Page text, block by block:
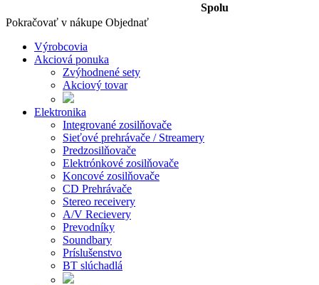
Spolu
Pokračovať v nákupe Objednať
Výrobcovia
Akciová ponuka
Zvýhodnené sety
Akciový tovar
Elektronika
Integrované zosilňovače
Sieťové prehrávače / Streamery
Predzosilňovače
Elektrónkové zosilňovače
Koncové zosilňovače
CD Prehrávače
Stereo receivery
A/V Recievery
Prevodníky
Soundbary
Príslušenstvo
BT slúchadlá